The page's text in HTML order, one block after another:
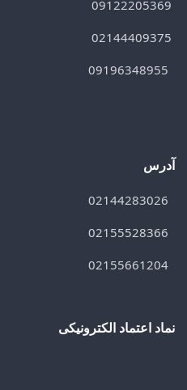
آدرس
نماد اعتماد الکترونیکی